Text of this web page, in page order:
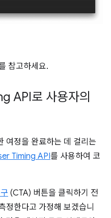
참고하세요.
API로 사용자의
여정을 완료하는 데 걸리는
Timing API를 사용하여 코
(CTA) 버튼을 클릭하기 전
정한다고 가정해 보겠습니